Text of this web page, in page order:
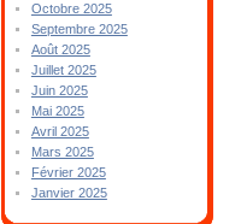
Octobre 2025
Septembre 2025
Août 2025
Juillet 2025
Juin 2025
Mai 2025
Avril 2025
Mars 2025
Février 2025
Janvier 2025